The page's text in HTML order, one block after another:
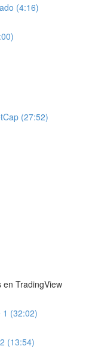
(4:16)
(27:52)
TradingView
1 (32:02)
(13:54)